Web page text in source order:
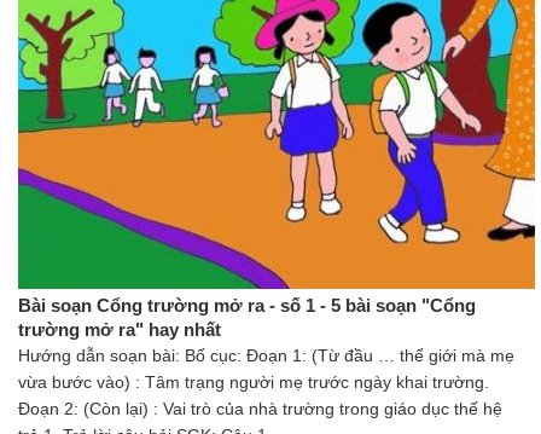
Bài soạn Cổng trường mở ra - số 1 - 5 bài soạn "Cổng
trường mở ra" hay nhất
Hướng dẫn soạn bài: Bố cục: Đoạn 1: (Từ đầu … thế giới mà mẹ
vừa bước vào) : Tâm trạng người mẹ trước ngày khai trường.
Đoạn 2: (Còn lại) : Vai trò của nhà trường trong giáo dục thế hệ